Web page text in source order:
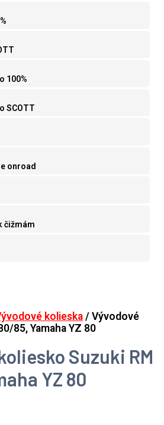
100%
SCOTT
onroad
čižmám
kolieska / Vývodové
85, Yamaha YZ 80
Suzuki RM
YZ 80